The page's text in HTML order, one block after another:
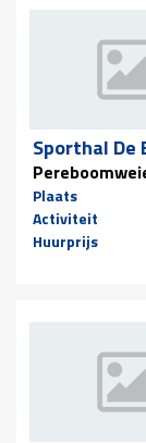
Sporthal De
Plaats
Activiteit
Huurprijs